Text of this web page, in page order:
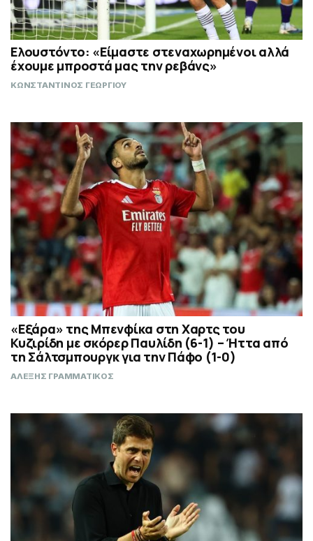
Ελουστόντο: «Είμαστε στεναχωρημένοι αλλά
έχουμε μπροστά μας την ρεβάνς»
ΚΩΝΣΤΑΝΤΙΝΟΣ ΓΕΩΡΓΙΟΥ
«Εξάρα» της Μπενφίκα στη Χαρτς του
Κυζιρίδη με σκόρερ Παυλίδη (6-1) – Ήττα από
τη Σάλτσμπουργκ για την Πάφο (1-0)
ΑΛΕΞΗΣ ΓΡΑΜΜΑΤΙΚΟΣ